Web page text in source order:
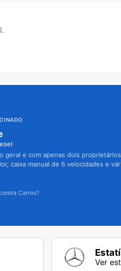
geral e com apenas dois
caixa manual de 6 velocidades e
Carros?
Ver